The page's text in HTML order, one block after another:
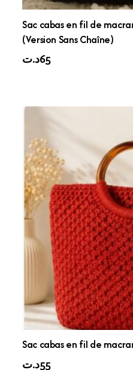
Sac cabas en fil de
(Version Sans Chaîne)
65د.ت
Sac cabas en fil de
55د.ت